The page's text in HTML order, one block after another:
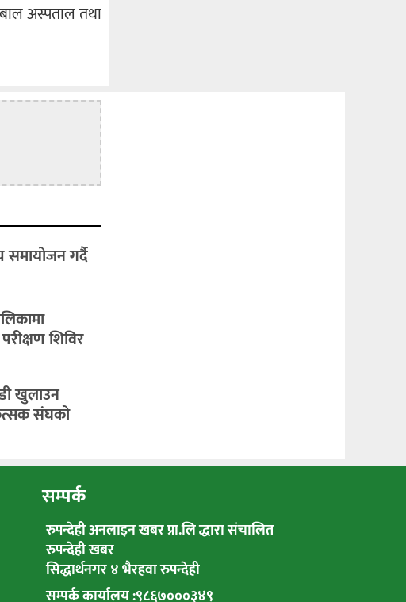
अस्पताल तथा
गर्दै
शिविर
खुलाउन
संघको
सम्पर्क
रुपन्देही अनलाइन खबर प्रा.लि द्धारा संचालित
रुपन्देही खबर
सिद्धार्थनगर ४ भैरहवा रुपन्देही
सम्पर्क कार्यालय :९८६७०००३४९